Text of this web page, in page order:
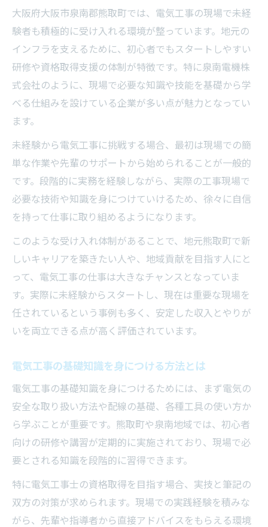
大阪府大阪市泉南郡熊取町では、電気工事の現場で未経
験者も積極的に受け入れる環境が整っています。地元の
インフラを支えるために、初心者でもスタートしやすい
研修や資格取得支援の体制が特徴です。特に泉南電機株
式会社のように、現場で必要な知識や技能を基礎から学
べる仕組みを設けている企業が多い点が魅力となってい
ます。
未経験から電気工事に挑戦する場合、最初は現場での簡
単な作業や先輩のサポートから始められることが一般的
です。段階的に実務を経験しながら、実際の工事現場で
必要な技術や知識を身につけていけるため、徐々に自信
を持って仕事に取り組めるようになります。
このような受け入れ体制があることで、地元熊取町で新
しいキャリアを築きたい人や、地域貢献を目指す人にと
って、電気工事の仕事は大きなチャンスとなっていま
す。実際に未経験からスタートし、現在は重要な現場を
任されているという事例も多く、安定した収入とやりが
いを両立できる点が高く評価されています。
電気工事の基礎知識を身につける方法とは
電気工事の基礎知識を身につけるためには、まず電気の
安全な取り扱い方法や配線の基礎、各種工具の使い方か
ら学ぶことが重要です。熊取町や泉南地域では、初心者
向けの研修や講習が定期的に実施されており、現場で必
要とされる知識を段階的に習得できます。
特に電気工事士の資格取得を目指す場合、実技と筆記の
双方の対策が求められます。現場での実践経験を積みな
がら、先輩や指導者から直接アドバイスをもらえる環境